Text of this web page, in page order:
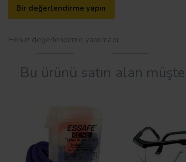
Bir değerlendirme yapın
Henüz değerlendirme yapılmadı.
Bu ürünü satın alan